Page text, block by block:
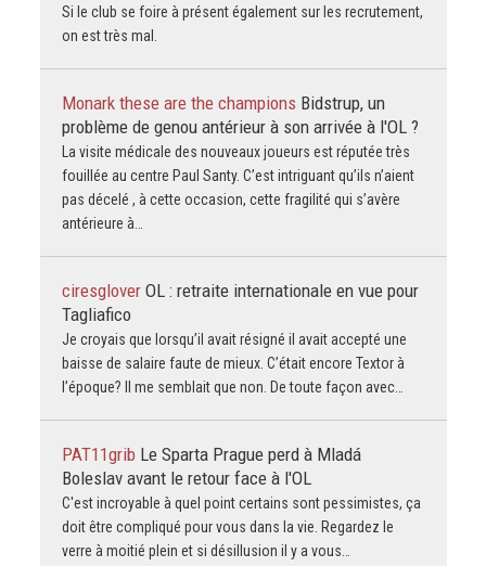
Si le club se foire à présent également sur les recrutement,
on est très mal.
Monark these are the champions Bidstrup, un
problème de genou antérieur à son arrivée à l'OL ?
La visite médicale des nouveaux joueurs est réputée très
fouillée au centre Paul Santy. C’est intriguant qu’ils n’aient
pas décelé , à cette occasion, cette fragilité qui s’avère
antérieure à…
ciresglover OL : retraite internationale en vue pour
Tagliafico
Je croyais que lorsqu’il avait résigné il avait accepté une
baisse de salaire faute de mieux. C’était encore Textor à
l’époque? Il me semblait que non. De toute façon avec…
PAT11grib Le Sparta Prague perd à Mladá
Boleslav avant le retour face à l'OL
C'est incroyable à quel point certains sont pessimistes, ça
doit être compliqué pour vous dans la vie. Regardez le
verre à moitié plein et si désillusion il y a vous…